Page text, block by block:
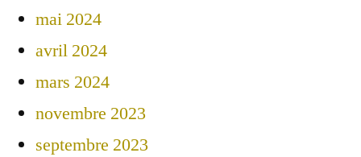
mai 2024
avril 2024
mars 2024
novembre 2023
septembre 2023